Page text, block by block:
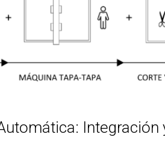
Integración